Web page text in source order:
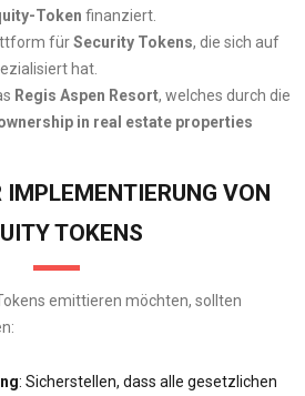
Token finanziert.
fürSecurity Tokens, die sich auf
hat.
Regis Aspen Resort, welches durch die
in real estate properties
VON
TOKENS
emittieren möchten, sollten
: Sicherstellen, dass alle gesetzlichen